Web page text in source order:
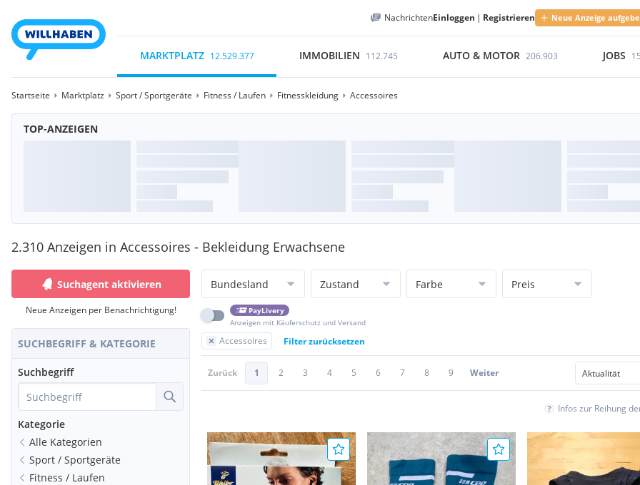
NachrichtenEinloggen | Registrieren Neue Anzeige
MARKTPLATZ 12.529.377 IMMOBILIEN 112.745 AUTO & MOTOR 206.903 JOBS
Startseite Marktplatz Sport / Sportgeräte Fitness / Laufen Fitnesskleidung Accessoires
TOP-ANZEIGEN
2.310 Anzeigen in Accessoires - Bekleidung Erwachsene
Suchagent aktivieren
Neue Anzeigen per Benachrichtigung!
SUCHBEGRIFF & KATEGORIE
Suchbegriff
Kategorie
Alle Kategorien
Sport / Sportgeräte
Fitness / Laufen
Bundesland Zustand Farbe Preis
PayLivery
Anzeigen mit Käuferschutz und Versand
Accessoires Filter zurücksetzen
Zurück 1 2 3 4 5 6 7 8 9 Weiter
Infos zur Reihung